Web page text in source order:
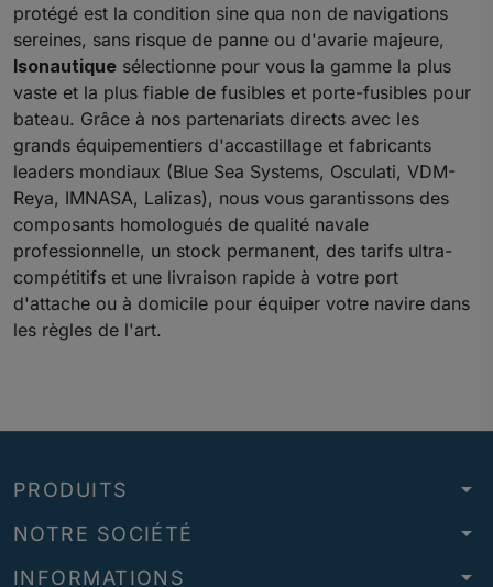
protégé est la condition sine qua non de navigations
sereines, sans risque de panne ou d'avarie majeure,
Isonautique sélectionne pour vous la gamme la plus
vaste et la plus fiable de fusibles et porte-fusibles pour
bateau. Grâce à nos partenariats directs avec les
grands équipementiers d'accastillage et fabricants
leaders mondiaux (Blue Sea Systems, Osculati, VDM-
Reya, IMNASA, Lalizas), nous vous garantissons des
composants homologués de qualité navale
professionnelle, un stock permanent, des tarifs ultra-
compétitifs et une livraison rapide à votre port
d'attache ou à domicile pour équiper votre navire dans
les règles de l'art.
PRODUITS arrow_drop_down
NOTRE SOCIÉTÉ arrow_drop_down
INFORMATIONS
arrow_drop_down